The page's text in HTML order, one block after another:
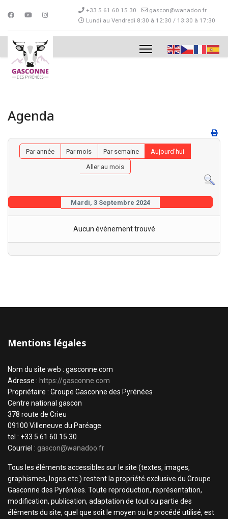
+33 5 61 60 15 30
gascon@wanadoo.fr
Lundi au Vendredi 8:30 à 12:30 / 13:30 à 17:30
Agenda
Par année Par mois Par semaine
Aujourd'hui
Aller au mois
Mardi, 3 Septembre 2024
Aucun évènement trouvé
Mentions légales
Nom du site web : gasconne.com
Adresse : https://gasconne.com
Propriétaire : Groupe Gasconne des Pyrénées
Centre national gascon
378 route de Crieu
09100 Villeneuve du Paréage
tel : +33 5 61 60 15 30
Courriel : gascon@wanadoo.fr
Tous les éléments accessibles sur le site (textes, images,
graphismes, logos etc.) restent la propriété exclusive du Groupe
Gasconne des Pyrénées. Toute reproduction, représentation,
modification, publication, adaptation de tout ou partie des
éléments du site, quel que soit le moyen ou le procédé utilisé, est